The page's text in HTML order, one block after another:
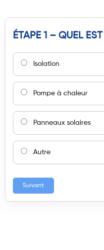
ÉTAPE 1 – QUEL
Isolation
Pompe à chaleur
Panneaux solaires
Autre
Suivant